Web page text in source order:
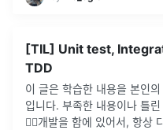
[TIL] Unit test,
TDD
이 글은 학습한 내용을 본인
입니다. 부족한 내용이나 틀
🙋‍♂️개발을 함에 있어서, 항상